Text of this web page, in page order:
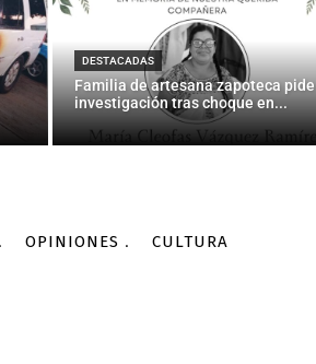
DESTACADAS
Familia de artesana zapoteca pide
investigación tras choque en...
OPINIONES CULTURA